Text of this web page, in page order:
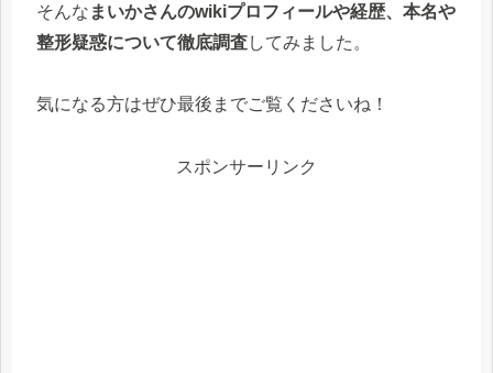
そんな まいかさんのwikiプロフィールや経歴、本名や
整形疑惑について徹底調査してみました。
気になる方はぜひ最後までご覧くださいね！
スポンサーリンク